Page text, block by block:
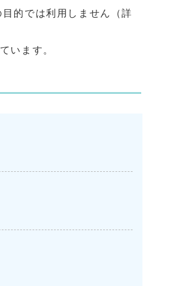
的では利用しません（詳
います。